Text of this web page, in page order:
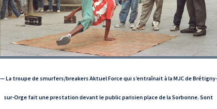
— La troupe de smurfers/breakers Aktuel Force qui s’entraînait à la MJC de Brétigny-
sur-Orge fait une prestation devant le public parisien place de la Sorbonne. Sont